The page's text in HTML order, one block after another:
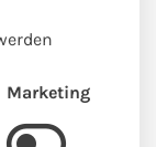
Marketing